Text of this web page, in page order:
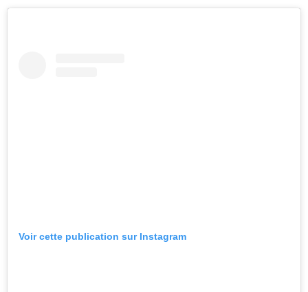
Voir cette publication sur Instagram